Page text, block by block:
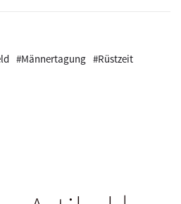
#Männertagung #Rüstzeit